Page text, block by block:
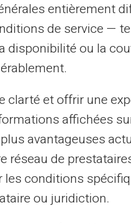
conditions
par
entièrement
de service —
disponibilité ou la
clarté et offrir une
affichées
avantageuses
réseau de
les conditions
ou juridiction.